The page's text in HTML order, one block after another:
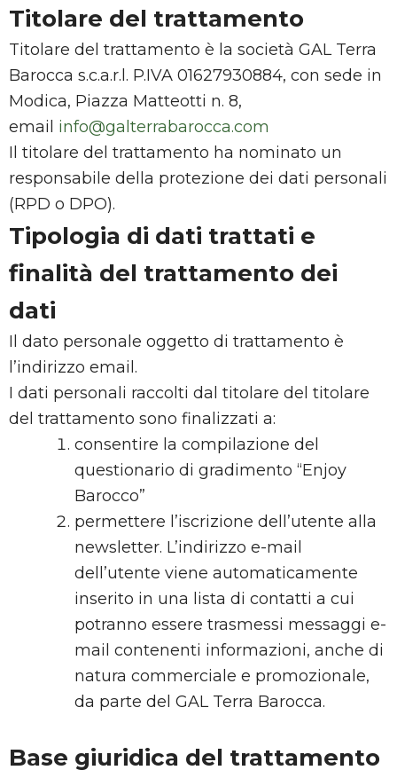
Titolare del trattamento
Titolare del trattamento è la società GAL Terra
Barocca s.c.a.r.l. P.IVA 01627930884, con sede in
Modica, Piazza Matteotti n. 8,
email info@galterrabarocca.com
Il titolare del trattamento ha nominato un
responsabile della protezione dei dati personali
(RPD o DPO).
Tipologia di dati trattati e
finalità del trattamento dei
dati
Il dato personale oggetto di trattamento è
l’indirizzo email.
I dati personali raccolti dal titolare del titolare
del trattamento sono finalizzati a:
consentire la compilazione del
questionario di gradimento “Enjoy
Barocco”
permettere l’iscrizione dell’utente alla
newsletter. L’indirizzo e-mail
dell’utente viene automaticamente
inserito in una lista di contatti a cui
potranno essere trasmessi messaggi e-
mail contenenti informazioni, anche di
natura commerciale e promozionale,
da parte del GAL Terra Barocca.
Base giuridica del trattamento